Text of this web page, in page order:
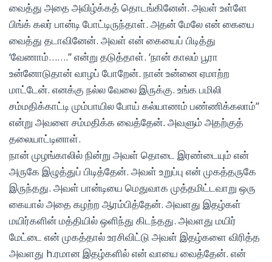
வைத்து அதை அவிழ்க்கத் தொடங்கினேன். அவள் உள்ளே
பிங்க் கலர் பான்டி போட்டிருந்தாள். அதன் மேலே என் கையை
வைத்து தடாவினேன். அவள் என் கையைப் பிடித்து
‘வேணாம்…….” என்று தடுத்தாள். ‘நான் காலம் பூரா
உன்னோடுதான் வாழப் போறேன். நான் உன்னை ஏமாற்ற
மாட்டேன். எனக்கு நல்ல வேலை இருக்கு. உங்க பமிலி
சம்மதிக்காட்டி மும்பாயில போய் கல்யாணம் பண்ணிக்கலாம்”
என்று அவளை சம்மதிக்க வைத்தேன். அவளும் அதற்குத்
தலையாட்டினாள்.
நான் முழங்காலில் நின்று அவள் தொடை இரண்டையும் என்
அருகே இழுத்துப் பிடித்தேன். அவள் உறுப்பு என் முகத்தருகே
இருந்தது. அவள் பான்டியை மெதுவாக முத்தமிட்டவாறு ஒரு
கையால் அதை கழற்ற ஆரம்பித்தேன். அவளது இதழ்கள்
மயிர்களின் மத்தியில் ஒளிந்து கிடந்தது. அவளது மயிர்
மேட்டை என் முகத்தால் உரசிவிட்டு அவள் இதழ்களை விரித்த
அவளது h.ரமான இதழ்களில் என் வாயை வைத்தேன். என்